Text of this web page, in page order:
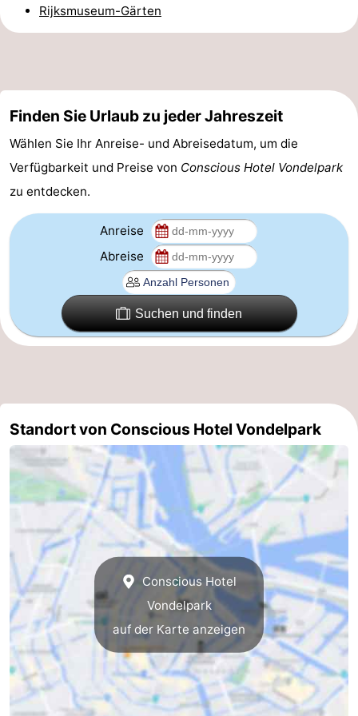
der
Plätze
Zentrum
und
Stadtviertel
-
Nordholland
-
Forum
Reisebuchshop
Őffentliche
Verkehr
Route
Hauptbahnhof
Schiphol
Eindhoven
Parken
Tipps
Rijksmuseum-Gärten
Finden Sie Urlaub zu jeder Jahreszeit
Wählen Sie Ihr Anreise- und Abreisedatum, um die
Verfügbarkeit und Preise von Conscious Hotel Vondelpark
zu entdecken.
Anreise
Abreise
Suchen und finden
Standort von Conscious Hotel Vondelpark
Conscious Hotel
Vondelpark
auf der Karte anzeigen